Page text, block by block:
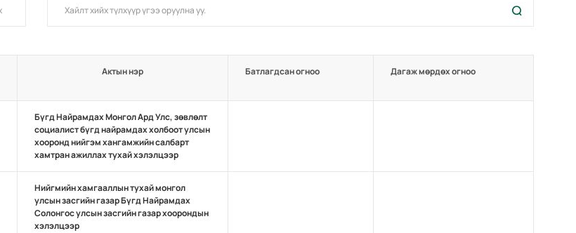
Актын нэр Батлагдсан огноо Дагаж мөрдөх огноо
Бүгд Найрамдах Монгол Ард Улс, зөвлөлт
социалист бүгд найрамдах холбоот улсын
хооронд нийгэм хангамжийн салбарт
хамтран ажиллах тухай хэлэлцээр
Нийгмийн хамгааллын тухай монгол
улсын засгийн газар Бүгд Найрамдах
Солонгос улсын засгийн газар хоорондын
хэлэлцээр